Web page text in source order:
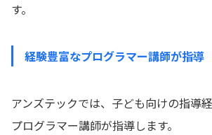
す。
経験豊富なプログラマー講師が指導
アンズテックでは、子ども向けの指導
プログラマー講師が指導します。